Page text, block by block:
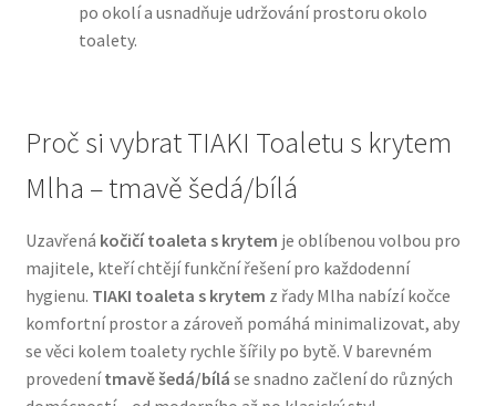
Konzervy a kapsičky pro psy
Oblečky pro psy
Pelíšky pro psy
Ortopedické pelíšky
Přepravky pro psy
po okolí a usnadňuje udržování prostoru okolo
toalety.
Proč si vybrat TIAKI Toaletu s krytem
Mlha – tmavě šedá/bílá
Uzavřená kočičí toaleta s krytem je oblíbenou volbou pro
majitele, kteří chtějí funkční řešení pro každodenní
hygienu. TIAKI toaleta s krytem z řady Mlha nabízí kočce
komfortní prostor a zároveň pomáhá minimalizovat, aby
se věci kolem toalety rychle šířily po bytě. V barevném
provedenítmavě šedá/bílá se snadno začlení do různých